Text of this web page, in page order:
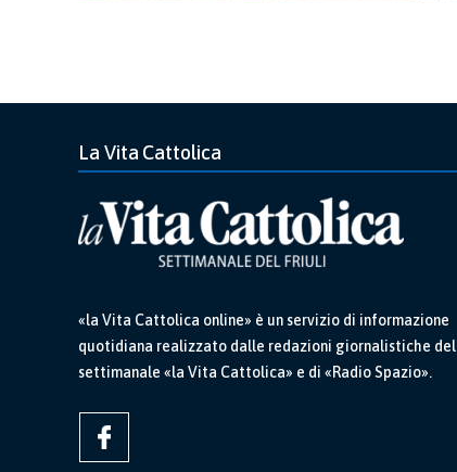
La Vita Cattolica
«la Vita Cattolica online» è un servizio di informazione
quotidiana realizzato dalle redazioni giornalistiche del
settimanale «la Vita Cattolica» e di «Radio Spazio».